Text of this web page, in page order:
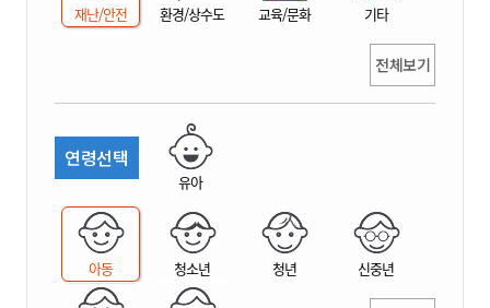
재난/안전 환경/상수도 교육/문화 기타
전체보기
연령선택
유아
아동 청소년 청년 신중년